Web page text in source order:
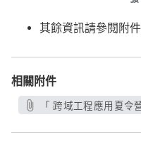
其餘資訊請參閱附件
相關附件
「 跨域工程應用夏令